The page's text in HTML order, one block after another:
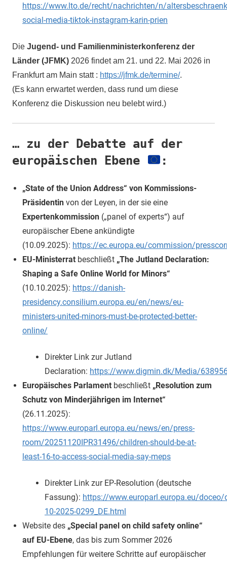
https://www.lto.de/recht/nachrichten/n/
social-media-tiktok-instagram-karin-prien
Die Jugend- und Familienministerkonferenz der
Länder (JFMK) 2026 findet am 21. und 22. Mai 2026 in
Frankfurt am Main statt : https://jfmk.de/termine/.
(Es kann erwartet werden, dass rund um diese
Konferenz die Diskussion neu belebt wird.)
… zu der Debatte auf der
europäischen Ebene
:
„State of the Union Address“ von Kommissions-
Präsidentin von der Leyen, in der sie eine
Expertenkommission („panel of experts“) auf
europäischer Ebene ankündigte
(10.09.2025): https://ec.europa.eu/commission/
EU-Ministerrat beschließt „The Jutland Declaration:
Shaping a Safe Online World for Minors“
(10.10.2025): https://danish-
presidency.consilium.europa.eu/en/news/eu-
ministers-united-minors-must-be-protected-better-
online/
Direkter Link zur Jutland
Declaration: https://www.digmin.dk/Media/
Europäisches Parlament beschließt „Resolution zum
Schutz von Minderjährigen im Internet“
(26.11.2025):
https://www.europarl.europa.eu/news/en/press-
room/20251120IPR31496/children-should-be-at-
least-16-to-access-social-media-say-meps
Direkter Link zur EP-Resolution (deutsche
Fassung): https://www.europarl.europa.eu/doceo/
10-2025-0299_DE.html
Website des „Special panel on child safety online“
auf EU-Ebene, das bis zum Sommer 2026
Empfehlungen für weitere Schritte auf europäischer